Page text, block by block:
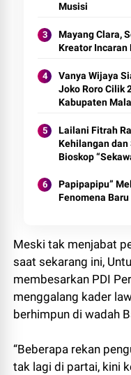
Musisi
Mayang Clara,
Kreator Incaran
Vanya Wijaya
Joko Roro Cilik
Kabupaten
Lailani Fitrah
Kehilangan
Bioskop
Papipapipu”
Fenomena
Meski tak menjabat
saat sekarang ini,
membesarkan PDI
menggalang kader
berhimpun di wadah
“Beberapa rekan
tak lagi di partai, kini